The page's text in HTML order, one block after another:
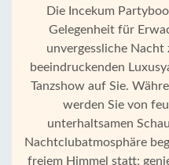
Die Incekum
Gelegenheit für
unvergessliche Nacht
beeindruckenden
Tanzshow auf Sie.
werden Sie von
unterhaltsamen
Nachtclubatmosphäre
freiem Himmel statt;